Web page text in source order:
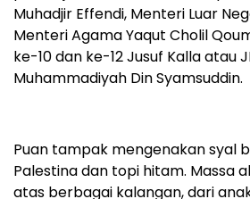
Muhadjir Effendi, Menteri Luar
Menteri Agama Yaqut Cholil
ke-10 dan ke-12 Jusuf Kalla atau
Muhammadiyah Din Syamsuddin.
Puan tampak mengenakan syal
Palestina dan topi hitam. Massa
atas berbagai kalangan, dari